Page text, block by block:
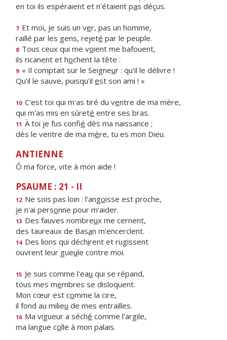
en toi ils espéraient et n'étaient pas déçus.
7 Et moi, je suis un ver, pas un homme,
raillé par les gens, rejeté par le peuple.
8 Tous ceux qui me voient me bafouent,
ils ricanent et hochent la tête :
9 « Il comptait sur le Seigneur : qu'il le délivre !
Qu'il le sauve, puisqu'il est son ami ! »
10 C'est toi qui m'as tiré du ventre de ma mère,
qui m'as mis en sûreté entre ses bras.
11 À toi je fus confié dès ma naissance ;
dès le ventre de ma mère, tu es mon Dieu.
ANTIENNE
Ô ma force, vite à mon aide !
PSAUME : 21 - II
12 Ne sois pas loin : l'angoisse est proche,
je n'ai personne pour m'aider.
13 Des fauves nombreux me cernent,
des taureaux de Basan m'encerclent.
14 Des lions qui déchirent et rugissent
ouvrent leur gueule contre moi.
15 Je suis comme l'eau qui se répand,
tous mes membres se disloquent.
Mon cœur est comme la cire,
il fond au milieu de mes entrailles.
16 Ma vigueur a séché comme l'argile,
ma langue colle à mon palais.